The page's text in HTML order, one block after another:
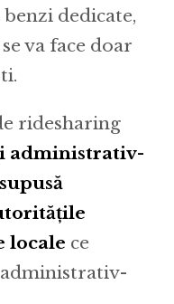
benzi dedicate,
va face doar
ridesharing
administrativ-
locale ce